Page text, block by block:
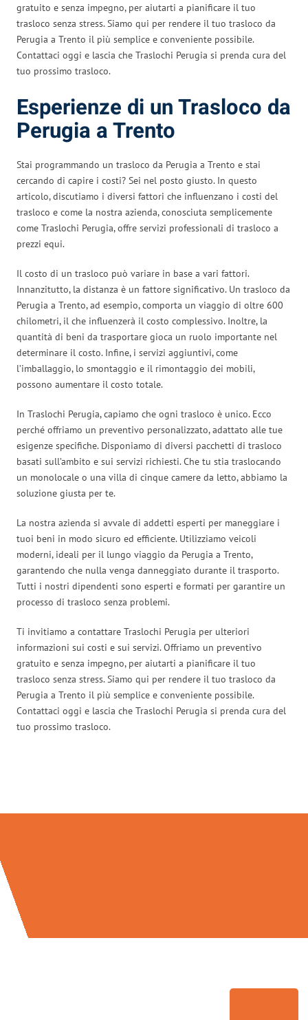
gratuito e senza impegno, per aiutarti a pianificare il tuo
trasloco senza stress. Siamo qui per rendere il tuo trasloco da
Perugia a Trento il più semplice e conveniente possibile.
Contattaci oggi e lascia che Traslochi Perugia si prenda cura del
tuo prossimo trasloco.
Esperienze di un Trasloco da
Perugia a Trento
Stai programmando un trasloco da Perugia a Trento e stai
cercando di capire i costi? Sei nel posto giusto. In questo
articolo, discutiamo i diversi fattori che influenzano i costi del
trasloco e come la nostra azienda, conosciuta semplicemente
come Traslochi Perugia, offre servizi professionali di trasloco a
prezzi equi.
Il costo di un trasloco può variare in base a vari fattori.
Innanzitutto, la distanza è un fattore significativo. Un trasloco da
Perugia a Trento, ad esempio, comporta un viaggio di oltre 600
chilometri, il che influenzerà il costo complessivo. Inoltre, la
quantità di beni da trasportare gioca un ruolo importante nel
determinare il costo. Infine, i servizi aggiuntivi, come
l’imballaggio, lo smontaggio e il rimontaggio dei mobili,
possono aumentare il costo totale.
In Traslochi Perugia, capiamo che ogni trasloco è unico. Ecco
perché offriamo un preventivo personalizzato, adattato alle tue
esigenze specifiche. Disponiamo di diversi pacchetti di trasloco
basati sull’ambito e sui servizi richiesti. Che tu stia traslocando
un monolocale o una villa di cinque camere da letto, abbiamo la
soluzione giusta per te.
La nostra azienda si avvale di addetti esperti per maneggiare i
tuoi beni in modo sicuro ed efficiente. Utilizziamo veicoli
moderni, ideali per il lungo viaggio da Perugia a Trento,
garantendo che nulla venga danneggiato durante il trasporto.
Tutti i nostri dipendenti sono esperti e formati per garantire un
processo di trasloco senza problemi.
Ti invitiamo a contattare Traslochi Perugia per ulteriori
informazioni sui costi e sui servizi. Offriamo un preventivo
gratuito e senza impegno, per aiutarti a pianificare il tuo
trasloco senza stress. Siamo qui per rendere il tuo trasloco da
Perugia a Trento il più semplice e conveniente possibile.
Contattaci oggi e lascia che Traslochi Perugia si prenda cura del
tuo prossimo trasloco.